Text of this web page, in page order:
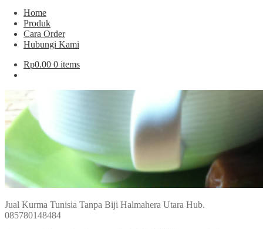
Home
Produk
Cara Order
Hubungi Kami
Rp0.00 0 items
Jual Kurma Tunisia Tanpa Biji Halmahera Utara Hub.
085780148484